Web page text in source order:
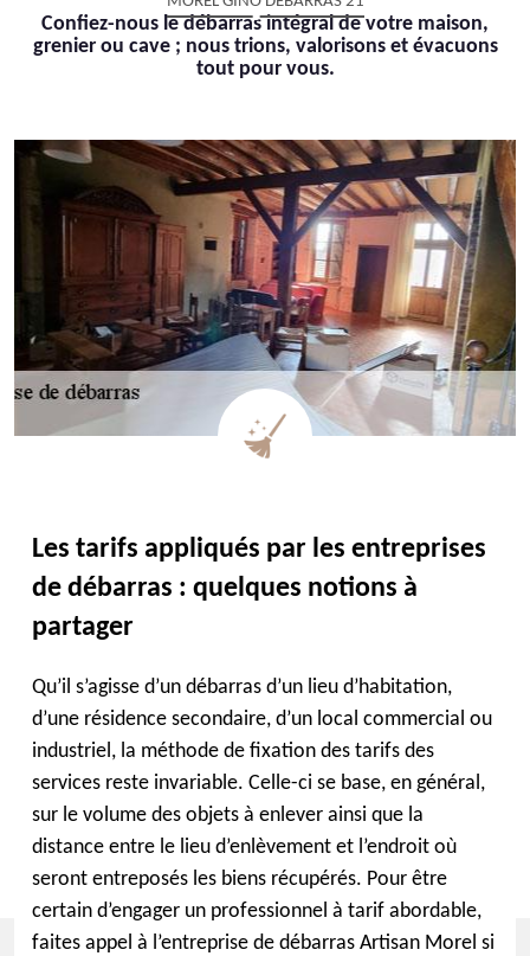
Confiez-nous le débarras intégral de votre maison,
grenier ou cave ; nous trions, valorisons et évacuons
tout pour vous.
Les tarifs appliqués par les entreprises
de débarras : quelques notions à
partager
Qu’il s’agisse d’un débarras d’un lieu d’habitation,
d’une résidence secondaire, d’un local commercial ou
industriel, la méthode de fixation des tarifs des
services reste invariable. Celle-ci se base, en général,
sur le volume des objets à enlever ainsi que la
distance entre le lieu d’enlèvement et l’endroit où
seront entreposés les biens récupérés. Pour être
certain d’engager un professionnel à tarif abordable,
faites appel à l’entreprise de débarras Artisan Morel si